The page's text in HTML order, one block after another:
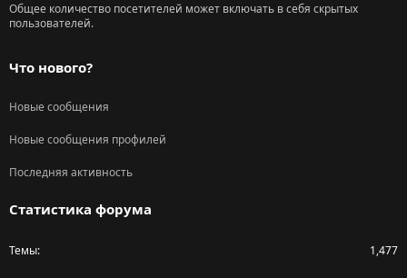
Общее количество посетителей может включать в себя скрытых
пользователей.
Что нового?
Новые сообщения
Новые сообщения профилей
Последняя активность
Статистика форума
Темы 1,477